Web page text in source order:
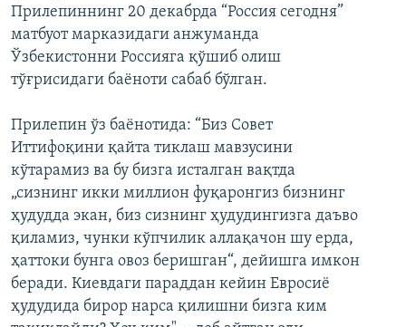
Прилепиннинг 20 декабрда “Россия сегодня”
матбуот марказидаги анжуманда
Ўзбекистонни Россияга қўшиб олиш
тўғрисидаги баёноти сабаб бўлган.
Прилепин ўз баёнотида: “Биз Совет
Иттифоқини қайта тиклаш мавзусини
кўтарамиз ва бу бизга исталган вақтда
„сизнинг икки миллион фуқаронгиз бизнинг
ҳудудда экан, биз сизнинг ҳудудингизга даъво
қиламиз, чунки кўпчилик аллақачон шу ерда,
ҳаттоки бунга овоз беришган“, дейишга имкон
беради. Киевдаги параддан кейин Евросиё
ҳудудида бирор нарса қилишни бизга ким